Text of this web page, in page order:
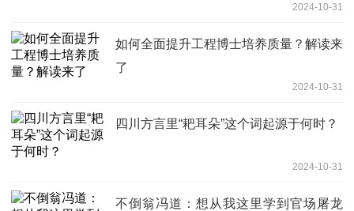
2024-10-31
如何全面提升工程博士培养质量？解读来
了
2024-10-31
四川方言里“耙耳朵”这个词起源于何时？
2024-10-31
不倒翁冯道：想从我这里学到官场屠龙